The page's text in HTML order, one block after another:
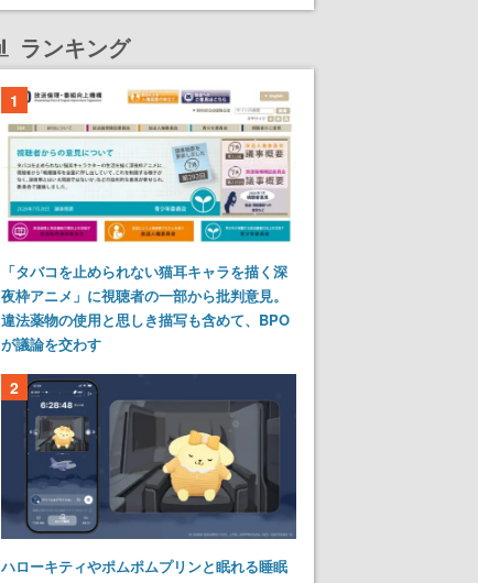
ランキング
1
「タバコを止められない猫耳キャラを描く深
夜枠アニメ」に視聴者の一部から批判意見。
違法薬物の使用と思しき描写も含めて、BPO
が議論を交わす
2
ハローキティやポムポムプリンと眠れる睡眠